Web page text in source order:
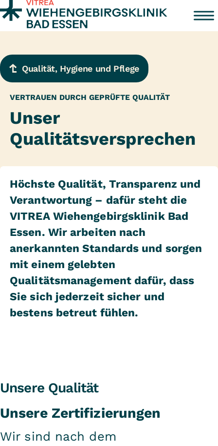
Zum Inhalt springen
Qualität, Hygiene und Pflege
VERTRAUEN DURCH GEPRÜFTE QUALITÄT
Unser
Qualitätsversprechen
Höchste Qualität, Transparenz und
Verantwortung – dafür steht die
VITREA Wiehengebirgsklinik Bad
Essen. Wir arbeiten nach
anerkannten Standards und sorgen
mit einem gelebten
Qualitätsmanagement dafür, dass
Sie sich jederzeit sicher und
bestens betreut fühlen.
Unsere Qualität
Unsere Zertifizierungen
Wir sind nach dem